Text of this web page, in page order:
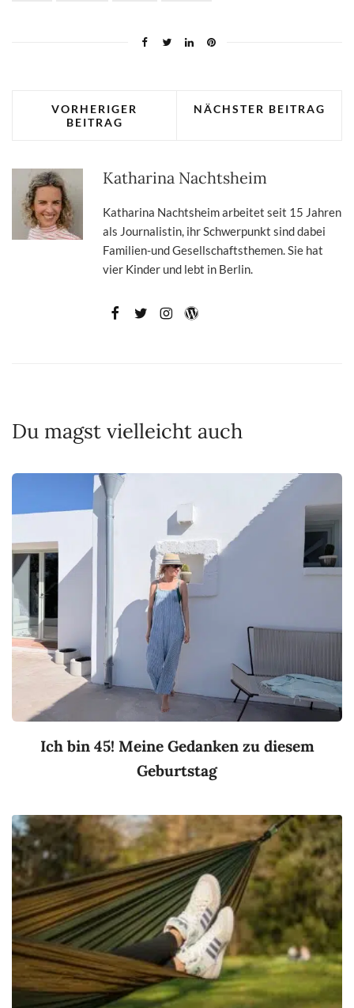
VORHERIGER
BEITRAG
NÄCHSTER BEITRAG
Katharina Nachtsheim
Katharina Nachtsheim arbeitet seit 15 Jahren
als Journalistin, ihr Schwerpunkt sind dabei
Familien-und Gesellschaftsthemen. Sie hat
vier Kinder und lebt in Berlin.
Du magst vielleicht auch
Ich bin 45! Meine Gedanken zu diesem
Geburtstag